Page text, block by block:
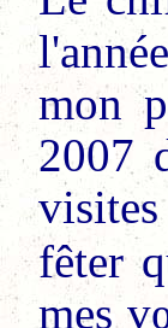
mon
2007
fêter
mes